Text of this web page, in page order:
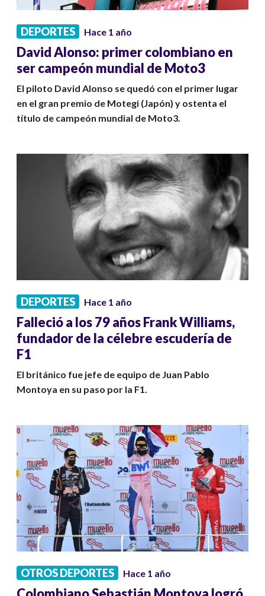
DEPORTES Hace 1 año
David Alonso: primer colombiano en
ser campeón mundial de Moto3
El piloto David Alonso se quedó con el primer lugar
en el gran premio de Motegi (Japón) y ostenta el
título de campeón mundial de Moto3.
DEPORTES Hace 1 año
Falleció a los 79 años Frank Williams,
fundador de la célebre escudería de
F1
El británico fue jefe de equipo de Juan Pablo
Montoya en su paso por la F1.
OTROS DEPORTES Hace 1 año